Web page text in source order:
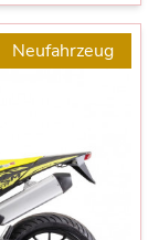
Neufahrzeug